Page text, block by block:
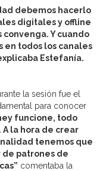
debemos hacerlo
digitales y offline
Y cuando
en todos los canales
Estefanía.
la sesión fue el
para conocer
funcione, todo
la hora de crear
tenemos que
de patrones de
comentaba la